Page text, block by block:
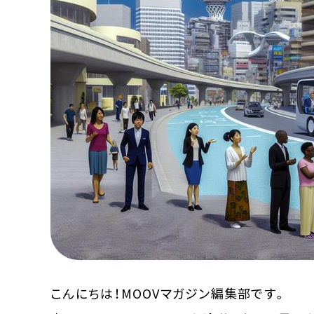
お問合せ
人材募集（ライター、配車スタッフ、デザイ
こんにちは！MOOVマガジン編集部です。